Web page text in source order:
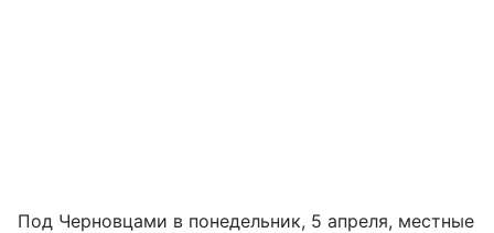
Под Черновцами в понедельник, 5 апреля, местные